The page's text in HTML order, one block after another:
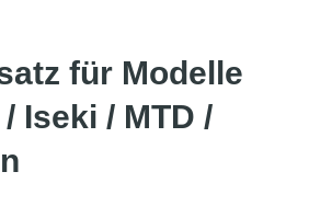
für Modelle
Iseki / MTD /